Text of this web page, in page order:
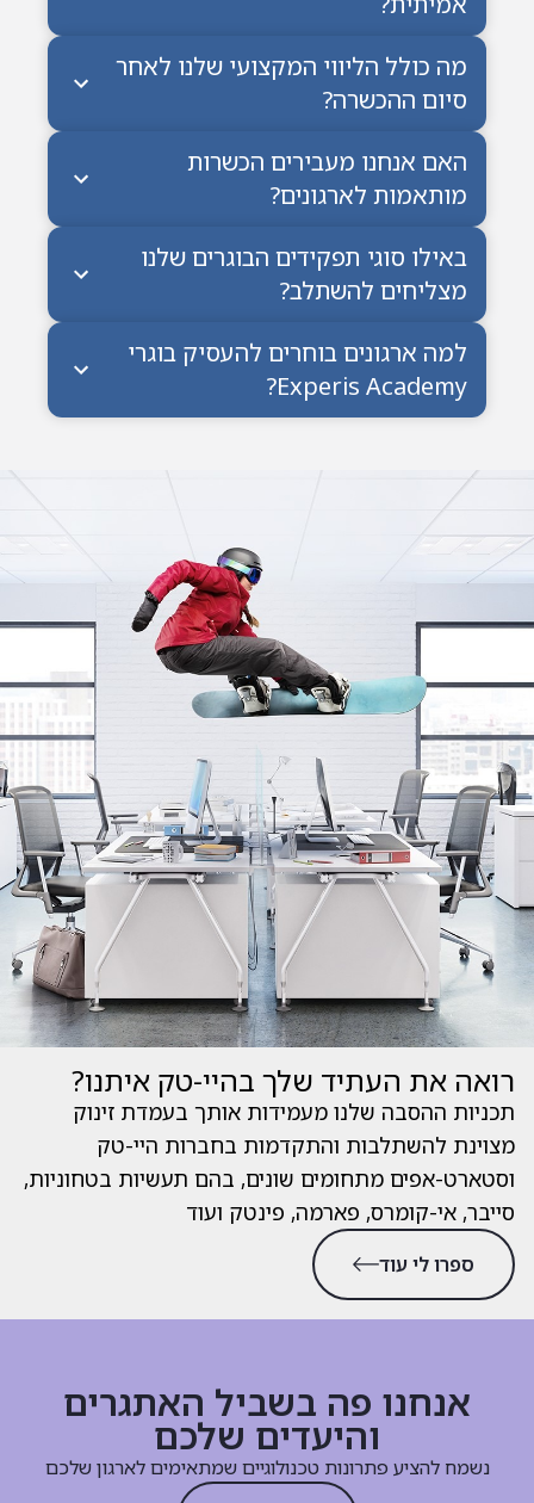
מה כולל הליווי המקצועי שלנו לאחר
סיום ההכשרה?
האם אנחנו מעבירים הכשרות
מותאמות לארגונים?
באילו סוגי תפקידים הבוגרים שלנו
מצליחים להשתלב?
למה ארגונים בוחרים להעסיק בוגרי
Experis Academy?
רואה את העתיד שלך בהיי-טק איתנו?
תכניות ההסבה שלנו מעמידות אותך בעמדת זינוק
מצוינת להשתלבות והתקדמות בחברות היי-טק
וסטארט-אפים מתחומים שונים, בהם תעשיות בטחוניות,
סייבר, אי-קומרס, פארמה, פינטק ועוד
ספרו לי עוד
אנחנו פה בשביל האתגרים
והיעדים שלכם
נשמח להציע פתרונות טכנולוגיים שמתאימים לארגון שלכם